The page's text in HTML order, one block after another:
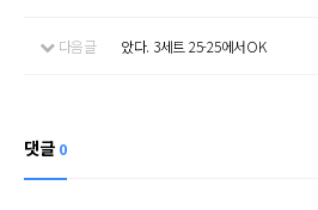
다음글 았다. 3세트 25-25에서OK
댓글 0